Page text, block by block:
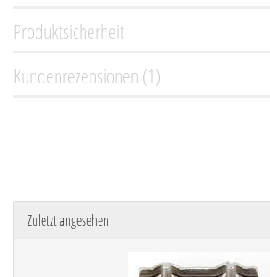
Produktsicherheit
Kundenrezensionen (1)
Zuletzt angesehen